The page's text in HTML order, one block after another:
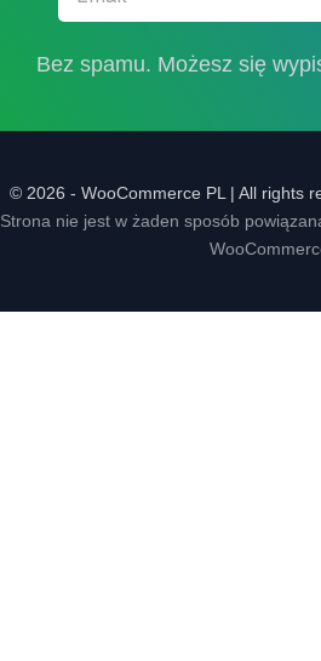
Bez spamu. Możesz się
© 2026 - WooCommerce PL | All rights
Strona nie jest w żaden sposób